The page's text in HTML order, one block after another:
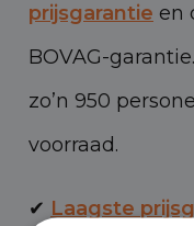
prijsgarantie en
BOVAG-
zo’n 950
voorraad.
✔ Laagste